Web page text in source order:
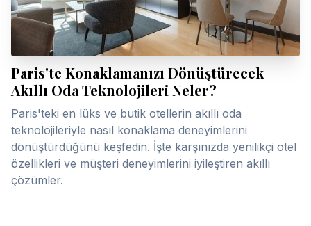
Paris'te Konaklamanızı Dönüştürecek
Akıllı Oda Teknolojileri Neler?
Paris'teki en lüks ve butik otellerin akıllı oda
teknolojileriyle nasıl konaklama deneyimlerini
dönüştürdüğünü keşfedin. İşte karşınızda yenilikçi otel
özellikleri ve müşteri deneyimlerini iyileştiren akıllı
çözümler.